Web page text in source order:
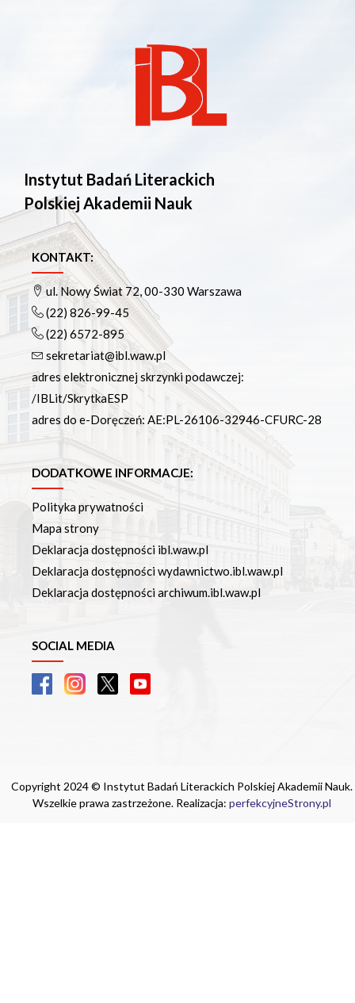
Instytut Badań Literackich
Polskiej Akademii Nauk
KONTAKT:
ul. Nowy Świat 72, 00-330 Warszawa
(22) 826-99-45
(22) 6572-895
sekretariat@ibl.waw.pl
adres elektronicznej skrzynki podawczej:
/IBLit/SkrytkaESP
adres do e-Doręczeń: AE:PL-26106-32946-CFURC-28
DODATKOWE INFORMACJE:
Polityka prywatności
Mapa strony
Deklaracja dostępności ibl.waw.pl
Deklaracja dostępności wydawnictwo.ibl.waw.pl
Deklaracja dostępności archiwum.ibl.waw.pl
SOCIAL MEDIA
Copyright 2024 © Instytut Badań Literackich Polskiej Akademii Nauk.
Wszelkie prawa zastrzeżone. Realizacja: perfekcyjneStrony.pl